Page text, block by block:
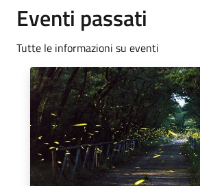
Eventi passati
Tutte le informazioni su eventi